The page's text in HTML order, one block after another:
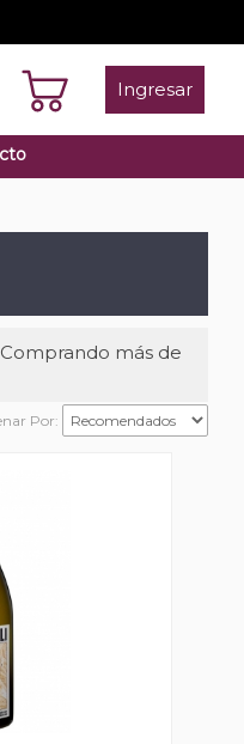
Ingresar
más de
Por: